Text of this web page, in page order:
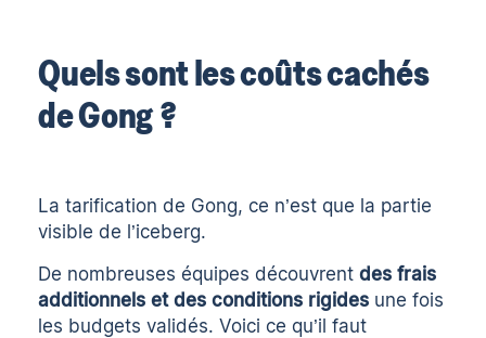
Quels sont les coûts cachés
de Gong ?
La tarification de Gong, ce n’est que la partie
visible de l’iceberg.
De nombreuses équipes découvrentdes frais
additionnels et des conditions rigides une fois
les budgets validés. Voici ce qu’il faut